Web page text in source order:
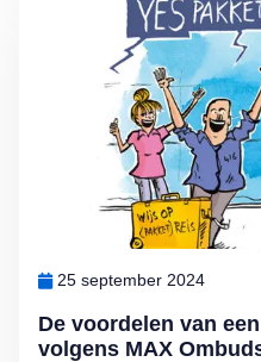
De voordelen van
volgens MAX
25 september 2024